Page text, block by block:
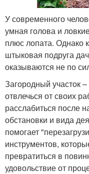
У современного
умная голова и
плюс лопата. Однако
штыковая подруга
оказываются не по
Загородный участок
отвлечься от своих
расслабиться после
обстановки и вида
помогает
инструментов,
превратиться в
удовольствие от